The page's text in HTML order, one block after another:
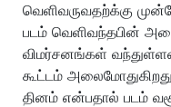
வெளிவருவதற்க்கு
படம் வெளிவந்தபின்
விமர்சனங்கள்
கூட்டம்
தினம் என்பதால் படம்